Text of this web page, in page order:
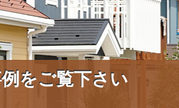
をご覧下さい